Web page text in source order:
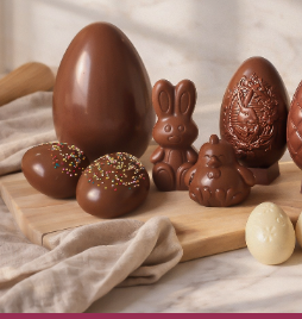
Caractéristiques du Moule à
Noël Polycarbonate Chocolate
Matière : Polycarbonate
Couleur : Transparent
Forme : Oeuf
Nombre d'empreintes : 4 (2x2)
Poids du moulage : 135 g
Dimensions du moulage : 100 x
Dimensions de la plaque : 275 x
Marque : Chocolate World